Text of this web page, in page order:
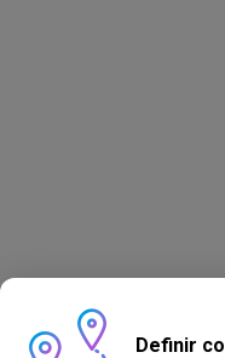
Definir